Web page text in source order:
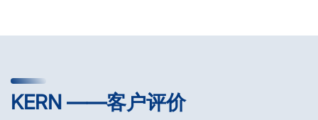
KERN ——客户评价